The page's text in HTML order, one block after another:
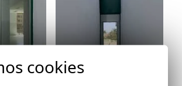
cookies